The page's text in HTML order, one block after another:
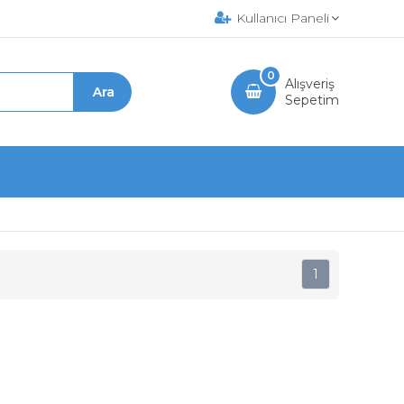
Kullanıcı Paneli
Alışveriş
Sepetim
0
1